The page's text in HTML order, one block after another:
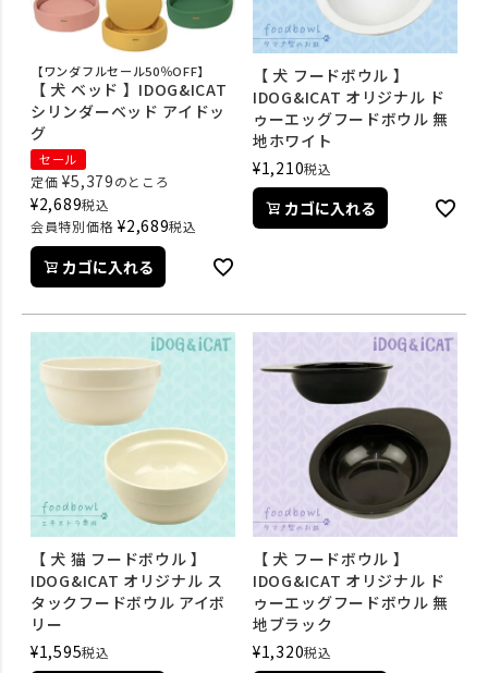
【ワンダフルセール50％OFF】
【 犬 ベッド 】IDOG&ICAT
シリンダーベッド アイドッ
グ
セール
定価 ¥5,379のところ
¥2,689税込
会員特別価格 ¥2,689税込
カゴに入れる
【 犬 フードボウル 】
IDOG&ICAT オリジナル ド
ゥーエッグフードボウル 無
地ホワイト
¥1,210税込
カゴに入れる
【 犬 猫 フードボウル 】
IDOG&ICAT オリジナル ス
タックフードボウル アイボ
リー
¥1,595税込
【 犬 フードボウル 】
IDOG&ICAT オリジナル ド
ゥーエッグフードボウル 無
地ブラック
¥1,320税込